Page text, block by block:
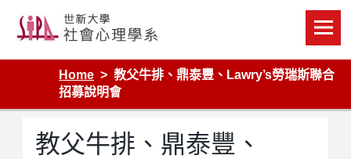
content
Home
教父牛排、鼎泰豐、Lawry’s勞瑞斯聯合
招募說明會
教父牛排、鼎泰豐、